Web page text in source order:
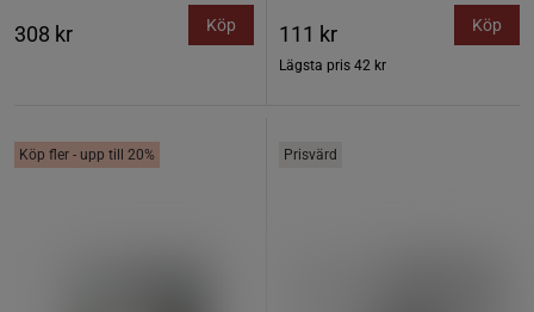
308 kr Köp 111 kr
Lägsta pris 42 kr
Köp
Köp fler - upp till 20% Prisvärd